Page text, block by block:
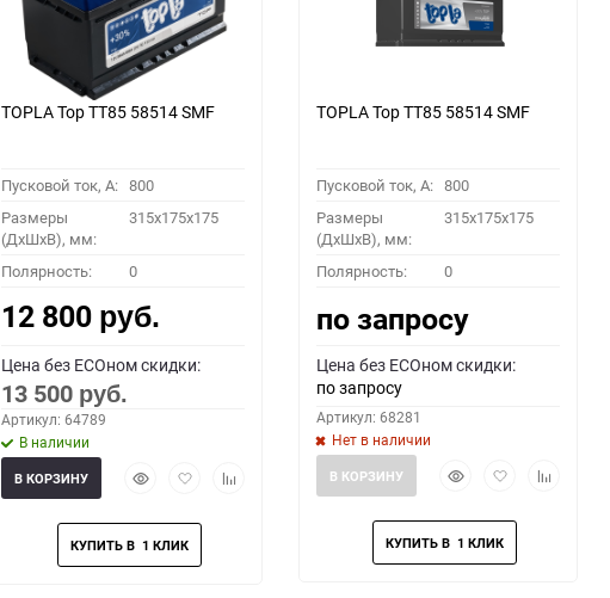
TOPLA Top TT85 58514 SMF
Пусковой ток, A: 800
Размеры
(ДхШхВ), мм:
315x175x175
Полярность: 0
12 800 руб.
Цена без ECOном скидки:
13 500 руб.
Артикул: 64789
В наличии
БыстрыйДобавить
избранное
Добавить
В КОРЗИНУ
TOPLA Top TT85 58514 SMF
Пусковой ток, A: 800
Размеры
(ДхШхВ), мм:
315x175x175
Полярность: 0
по запросу
Цена без ECOном скидки:
по запросу
Артикул: 68281
Нет в наличии
БыстрыйДобавить
избранное
Добавить
В КОРЗИНУ